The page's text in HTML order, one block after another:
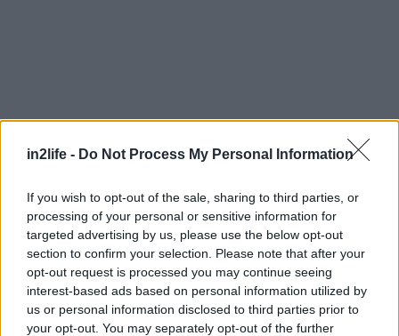
in2life - Do Not Process My Personal Information
If you wish to opt-out of the sale, sharing to third parties, or
processing of your personal or sensitive information for
targeted advertising by us, please use the below opt-out
section to confirm your selection. Please note that after your
opt-out request is processed you may continue seeing
interest-based ads based on personal information utilized by
us or personal information disclosed to third parties prior to
your opt-out. You may separately opt-out of the further